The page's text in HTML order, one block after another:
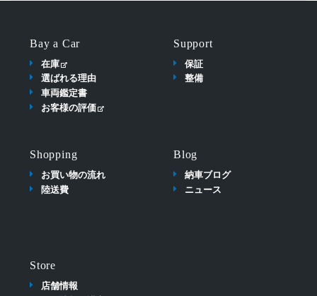
Bay a Car
在庫
選ばれる理由
車両鑑定書
お客様の評価
Support
保証
整備
Shopping
お買い物の流れ
陸送費
Blog
納車ブログ
ニュース
Store
店舗情報